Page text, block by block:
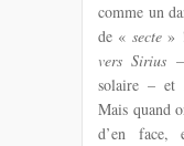
comme un
de « secte» !
vers Sirius
solaire – et
Mais quand
d’en face,